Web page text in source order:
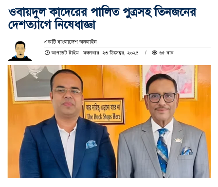
ওবায়দুল কাদেরের পালিত পুত্রসহ তিনজনের
দেশত্যাগে নিষেধাজ্ঞা
একটি বাংলাদেশ অনলাইন
আপডেট টাইম : মঙ্গলবার, ২৩ ডিসেম্বর, ২০২৫
৬৫ বার